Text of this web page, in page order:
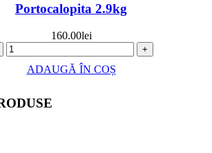
Portocalopita 2.9kg
160.00lei
+
ADAUGĂ ÎN COȘ